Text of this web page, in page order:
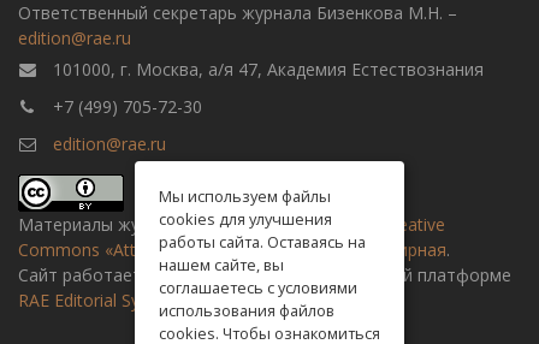
Ответственный секретарь журнала Бизенкова М.Н. –
edition@rae.ru
101000, г. Москва, а/я 47, Академия Естествознания
+7 (499) 705-72-30
edition@rae.ru
Материалы журнала доступны полицензии Creative
Commons «Attribution» («Атрибуция») 4.0 Всемирная.
Сайт работает на универсальной издательской платформе
RAE Editorial System
Мы используем файлы
cookies для улучшения
работы сайта. Оставаясь на
нашем сайте, вы
соглашаетесь с условиями
использования файлов
cookies. Чтобы ознакомиться